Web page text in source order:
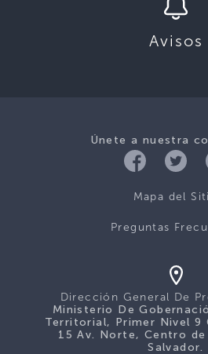
Avisos
Únete a nuestra
Mapa del
Preguntas
Dirección General De
Ministerio De
Territorial, Primer Nivel 9
15 Av. Norte, Centro de
Salvador.